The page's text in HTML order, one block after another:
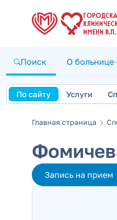
ИМЕНИ
Поиск О больнице
По сайту Услуги
Главная страница
Запись на прием